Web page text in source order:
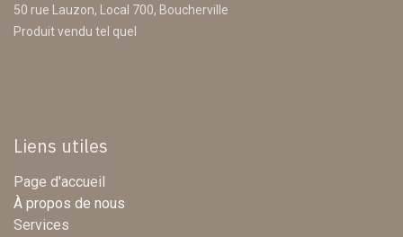
50 rue Lauzon, Local 700, Boucherville
Produit vendu tel quel
Liens utiles
Page d'accueil
À propos de nous
Services